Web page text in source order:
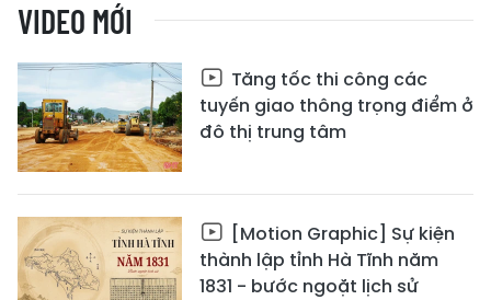
VIDEO MỚI
Tăng tốc thi công các
tuyến giao thông trọng điểm ở
đô thị trung tâm
[Motion Graphic] Sự kiện
thành lập tỉnh Hà Tĩnh năm
1831 - bước ngoặt lịch sử